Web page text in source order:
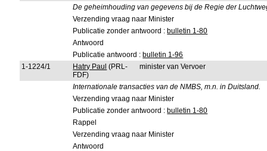
De geheimhouding van gegevens bij de Regie der
Verzending vraag naar Minister
Publicatie zonder antwoord : bulletin 1-80
Antwoord
Publicatie antwoord : bulletin 1-96
1-1224/1
Hatry Paul (PRL-
FDF)
minister van Vervoer
Internationale transacties van de NMBS, m.n. in Duitsland.
Verzending vraag naar Minister
Publicatie zonder antwoord : bulletin 1-80
Rappel
Verzending vraag naar Minister
Antwoord